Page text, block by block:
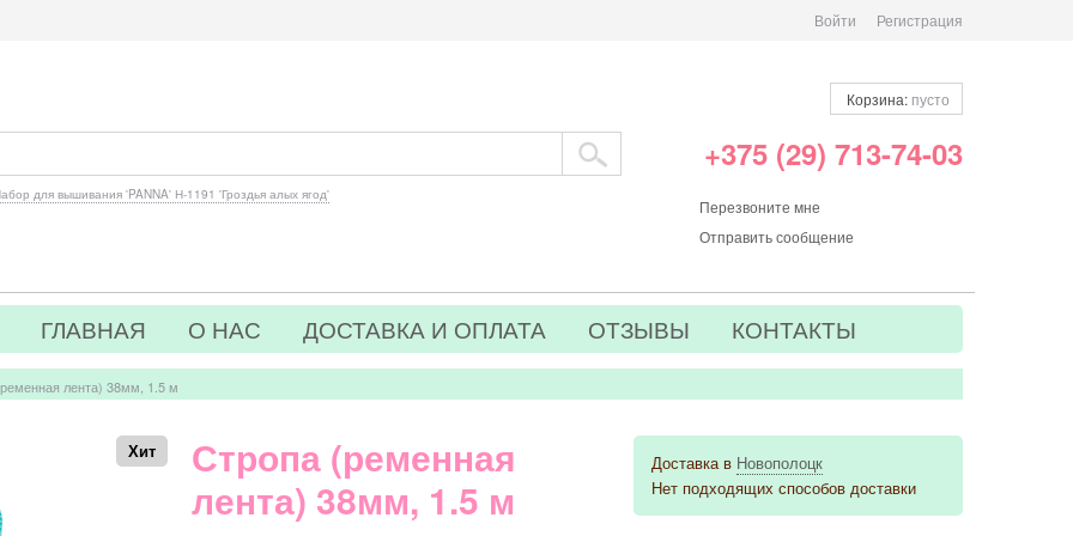
Войти Регистрация
для вышивания 'PANNA' Н-1191 'Гроздья алых ягод'
Корзина: пусто
+375 (29) 713-74-03
Перезвоните мне
Отправить сообщение
ГЛАВНАЯ О НАС ДОСТАВКА И ОПЛАТА ОТЗЫВЫ КОНТАКТЫ
лента) 38мм, 1.5 м
Хит
Стропа (ременная
лента) 38мм, 1.5 м
Доставка в Новополоцк
Нет подходящих способов доставки